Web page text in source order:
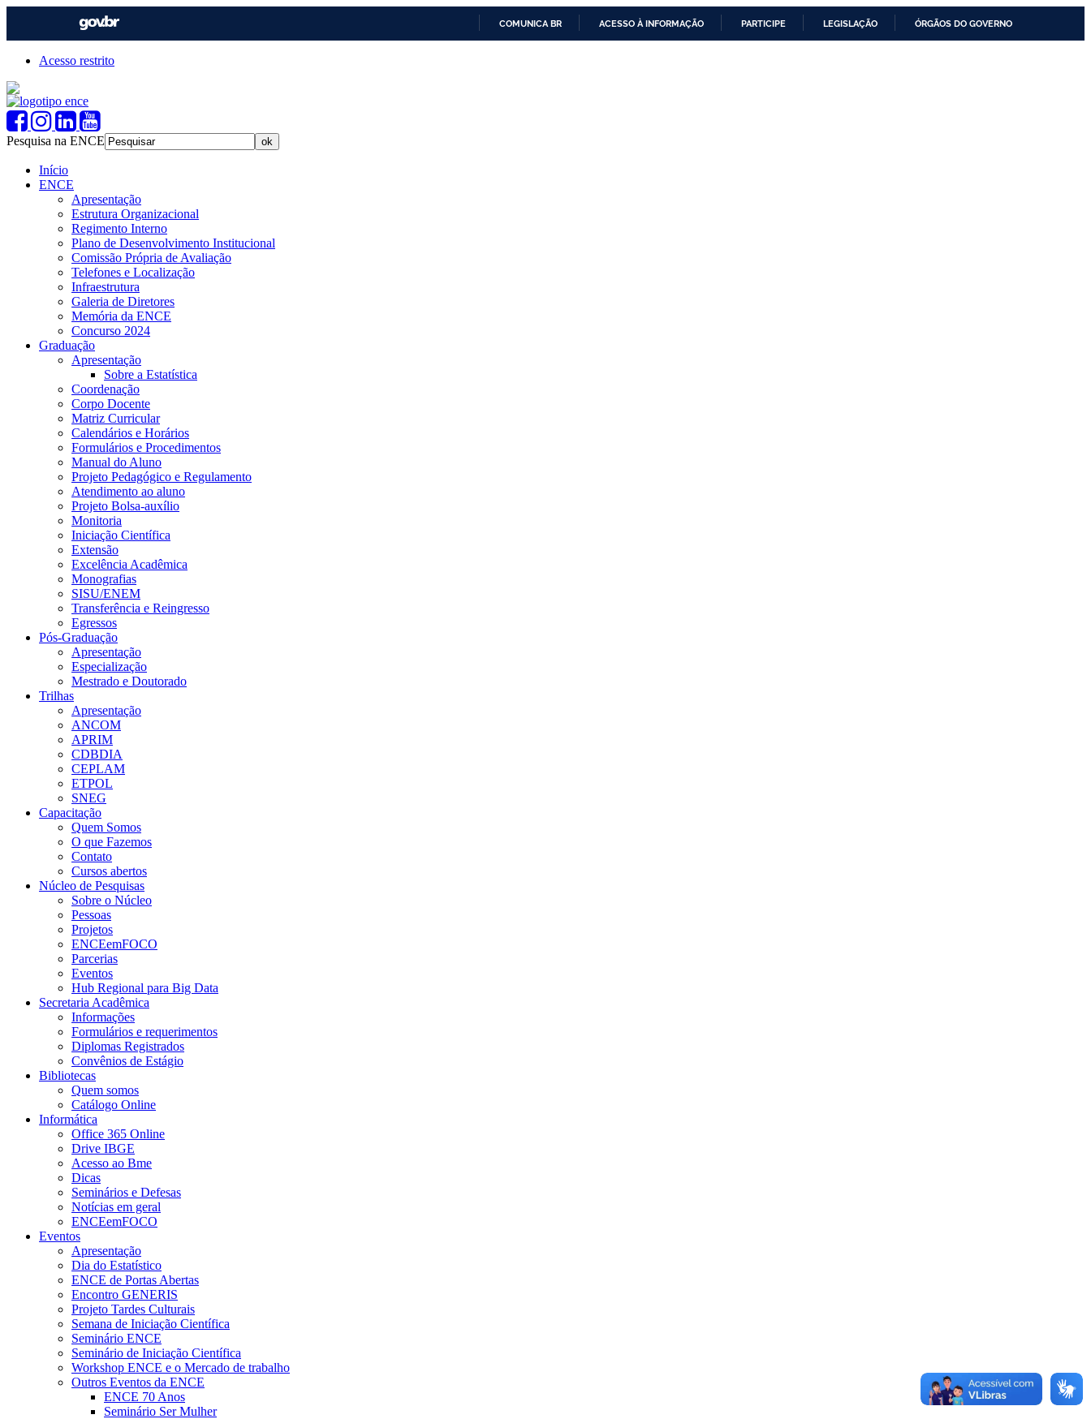
COMUNICA BR ACESSO À INFORMAÇÃO PARTICIPE LEGISLAÇÃO ÓRGÃOS DO GOVERNO
Acesso restrito
Pesquisa na ENCE
Início
ENCE
Apresentação
Estrutura Organizacional
Regimento Interno
Plano de Desenvolvimento Institucional
Comissão Própria de Avaliação
Telefones e Localização
Infraestrutura
Galeria de Diretores
Memória da ENCE
Concurso 2024
Graduação
Apresentação
Sobre a Estatística
Coordenação
Corpo Docente
Matriz Curricular
Calendários e Horários
Formulários e Procedimentos
Manual do Aluno
Projeto Pedagógico e Regulamento
Atendimento ao aluno
Projeto Bolsa-auxílio
Monitoria
Iniciação Científica
Extensão
Excelência Acadêmica
Monografias
SISU/ENEM
Transferência e Reingresso
Egressos
Pós-Graduação
Apresentação
Especialização
Mestrado e Doutorado
Trilhas
Apresentação
ANCOM
APRIM
CDBDIA
CEPLAM
ETPOL
SNEG
Capacitação
Quem Somos
O que Fazemos
Contato
Cursos abertos
Núcleo de Pesquisas
Sobre o Núcleo
Pessoas
Projetos
ENCEemFOCO
Parcerias
Eventos
Hub Regional para Big Data
Secretaria Acadêmica
Informações
Formulários e requerimentos
Diplomas Registrados
Convênios de Estágio
Bibliotecas
Quem somos
Catálogo Online
Informática
Office 365 Online
Drive IBGE
Acesso ao Bme
Dicas
Seminários e Defesas
Notícias em geral
ENCEemFOCO
Eventos
Apresentação
Dia do Estatístico
ENCE de Portas Abertas
Encontro GENERIS
Projeto Tardes Culturais
Semana de Iniciação Científica
Seminário ENCE
Seminário de Iniciação Científica
Workshop ENCE e o Mercado de trabalho
Outros Eventos da ENCE
ENCE 70 Anos
Seminário Ser Mulher